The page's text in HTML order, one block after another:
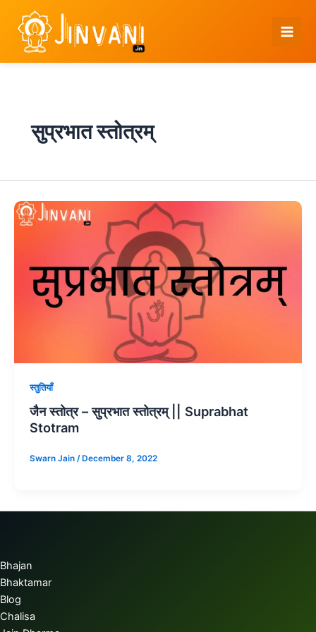
content
सुप्रभात स्तोत्रम्
स्तुतियाँ
जैन स्तोत्र – सुप्रभात स्तोत्रम् || Suprabhat
Stotram
Swarn Jain / December 8, 2022
Bhajan
Bhaktamar
Blog
Chalisa